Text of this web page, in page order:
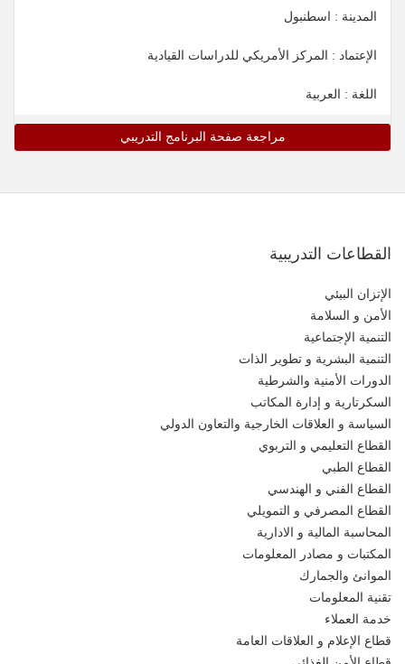
المدينة : اسطنبول
الإعتماد : المركز الأمريكي للدراسات القيادية
اللغة : العربية
مراجعة صفحة البرنامج التدريبي
القطاعات التدريبية
الإتزان البيئي
الأمن و السلامة
التنمية الإجتماعية
التنمية البشرية و تطوير الذات
الدورات الأمنية والشرطية
السكرتارية و إدارة المكاتب
السياسة و العلاقات الخارجية والتعاون الدولي
القطاع التعليمي و التربوي
القطاع الطبي
القطاع الفني و الهندسي
القطاع المصرفي و التمويلي
المحاسبة المالية و الادارية
المكتبات و مصادر المعلومات
الموانئ والجمارك
تقنية المعلومات
خدمة العملاء
قطاع الإعلام و العلاقات العامة